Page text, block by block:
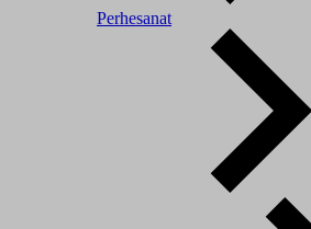
Perhesanat